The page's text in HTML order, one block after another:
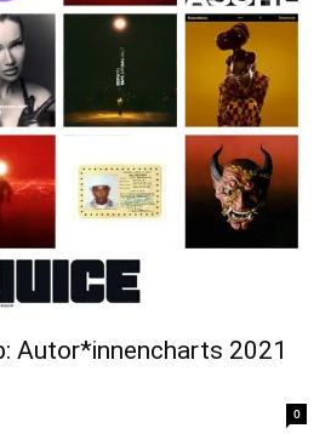
Autor*innencharts 2021
0